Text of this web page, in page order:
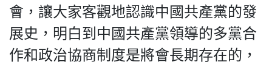
會，讓大家客觀地認識中國共產黨的發
展史，明白到中國共產黨領導的多黨合
作和政治協商制度是將會長期存在的，